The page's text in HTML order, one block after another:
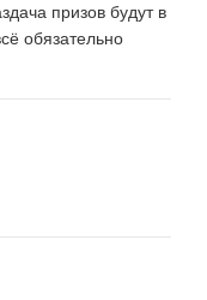
призов будут в
обязательно